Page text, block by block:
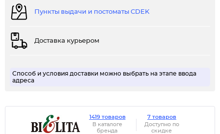
Пункты выдачи и постоматы CDEK
Доставка курьером
Способ и условия доставки можно выбрать на этапе ввода
адреса
1419 товаров
В каталоге
бренда
7 товаров
Доступно по
скидке